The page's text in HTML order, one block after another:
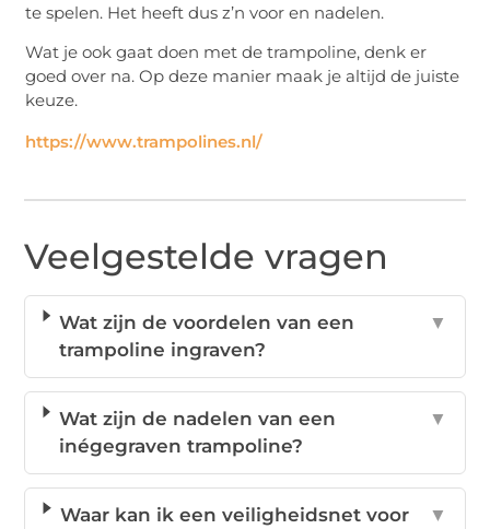
te spelen. Het heeft dus z’n voor en nadelen.
Wat je ook gaat doen met de trampoline, denk er
goed over na. Op deze manier maak je altijd de juiste
keuze.
https://www.trampolines.nl/
Veelgestelde vragen
Wat zijn de voordelen van een
trampoline ingraven?
▼
Wat zijn de nadelen van een
inégegraven trampoline?
▼
Waar kan ik een veiligheidsnet voor
▼